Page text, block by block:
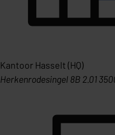
Kantoor Hasselt (HQ)
Herkenrodesingel 8B 2.01